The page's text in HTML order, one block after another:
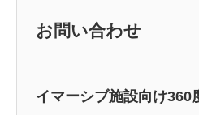
お問い合わせ
イマーシブ施設向け360